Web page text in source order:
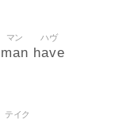
man
マン
have
ハヴ
テイク